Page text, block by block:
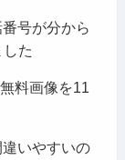
号が分から
た
料画像を11
いやすいの